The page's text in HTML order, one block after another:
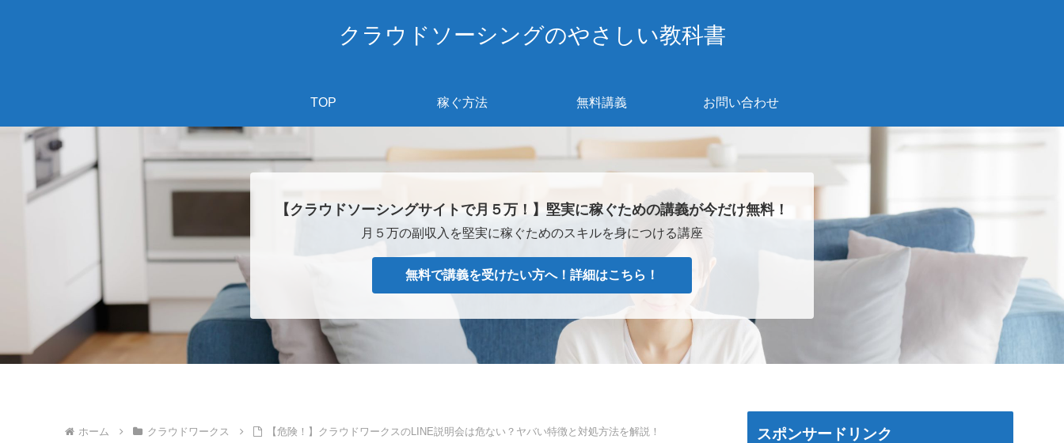
クラウドソーシングのやさしい教科書
TOP 稼ぐ方法 無料講義 お問い合わせ
【クラウドソーシングサイトで月５万！】堅実に稼ぐための講義が今だけ無料！
月５万の副収入を堅実に稼ぐためのスキルを身につける講座
無料で講義を受けたい方へ！詳細はこちら！
ホーム クラウドワークス 【危険！】クラウドワークスのLINE説明会は危ない？ヤバい特徴と対処方法を解説！ スポンサードリンク